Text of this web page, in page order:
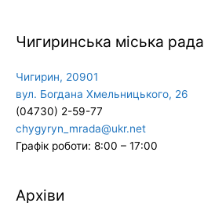
Чигиринська міська рада
Чигирин, 20901
вул. Богдана Хмельницького, 26
(04730) 2-59-77
chygyryn_mrada@ukr.net
Графік роботи: 8:00 – 17:00
Архіви
Архіви